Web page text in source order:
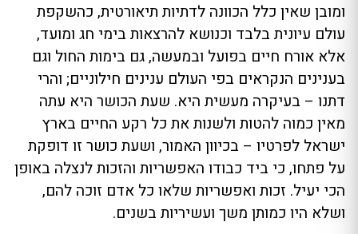
ומובן שאין כלל הכוונה לדתיות תיאורטית, כהשקפת
עולם עיונית בלבד וכנושא להרצאות בימי חג ומועד,
אלא אורח חיים בפועל ובמעשה, גם בימות החול וגם
בענינים הנקראים בפי העולם ענינים חילוניים; והרי
דתנו – בעיקרה מעשית היא. שעת הכושר היא עתה
מאין כמוה להטות ולשנות את כל רקע החיים בארץ
ישראל לפרטיו – בכיוון האמור, ושעת כושר זו דופקת
על פתחו, כי ביד כבודו האפשריות והזכות לנצלה באופן
הכי יעיל. זכות ואפשריות שלאו כל אדם זוכה להם,
ושלא היו כמותן משך ועשיריות בשנים.